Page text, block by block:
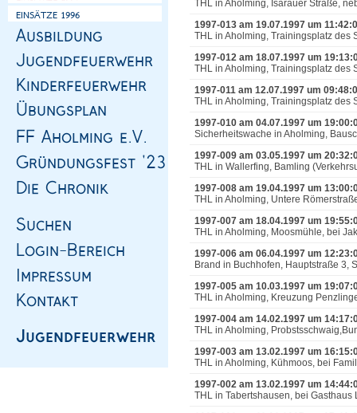
THL in Aholming, Isarauer Straße,
1997-013 am 19.07.1997 um
THL in Aholming, Trainingsplatz des
1997-012 am 18.07.1997 um
THL in Aholming, Trainingsplatz des
1997-011 am 12.07.1997 um
THL in Aholming, Trainingsplatz des
1997-010 am 04.07.1997 um
Sicherheitswache in Aholming,
1997-009 am 03.05.1997 um
THL in Wallerfing, Bamling
1997-008 am 19.04.1997 um
THL in Aholming, Untere
1997-007 am 18.04.1997 um
THL in Aholming, Moosmühle, bei
1997-006 am 06.04.1997 um
Brand in Buchhofen, Hauptstraße 3,
1997-005 am 10.03.1997 um
THL in Aholming, Kreuzung
1997-004 am 14.02.1997 um
THL in Aholming,
1997-003 am 13.02.1997 um
THL in Aholming, Kühmoos, bei
1997-002 am 13.02.1997 um
THL in Tabertshausen, bei